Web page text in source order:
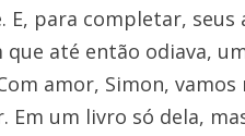
E, para completar,
até então odiava,
amor, Simon,
Em um livro só dela,